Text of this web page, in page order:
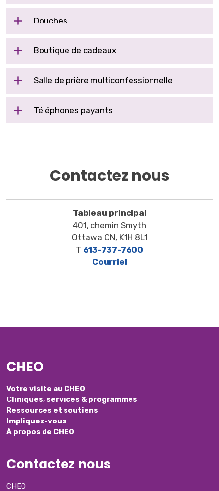
Douches
Boutique de cadeaux
Salle de prière multiconfessionnelle
Téléphones payants
Contactez nous
Tableau principal
401, chemin Smyth
Ottawa ON, K1H 8L1
T 613-737-7600
Courriel
CHEO
Votre visite au CHEO
Cliniques, services & programmes
Ressources et soutiens
Impliquez-vous
À propos de CHEO
Contactez nous
CHEO